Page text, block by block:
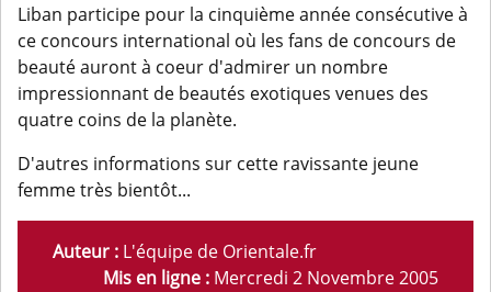
Liban participe pour la cinquième année consécutive à
ce concours international où les fans de concours de
beauté auront à coeur d'admirer un nombre
impressionnant de beautés exotiques venues des
quatre coins de la planète.
D'autres informations sur cette ravissante jeune
femme très bientôt...
Auteur : L'équipe de Orientale.fr
Mis en ligne : Mercredi 2 Novembre 2005